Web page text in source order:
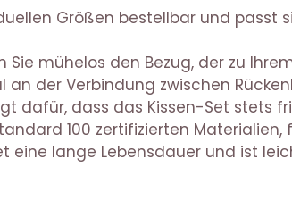
Größen bestellbar und passt
Sie mühelos den Bezug, der zu
der Verbindung zwischen
dafür, dass das Kissen-Set stets
100 zertifizierten
eine lange Lebensdauer und ist